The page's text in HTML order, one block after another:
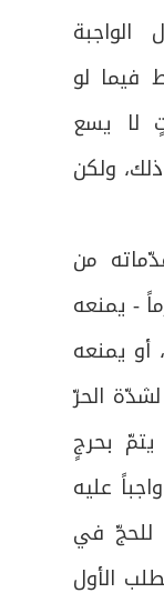
الواجبة
فيما لو
لا يسع
ولكن
من
- يمنعه
أو يمنعه
الحرّ
بحرجٍ
عليه
للحجّ في
الأول